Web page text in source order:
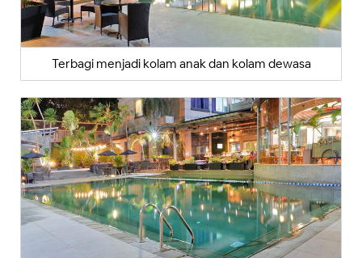
Terbagi menjadi kolam anak dan kolam dewasa